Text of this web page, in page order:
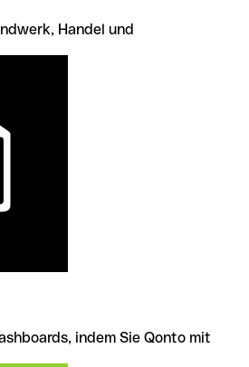
Handel und
indem Sie Qonto mit